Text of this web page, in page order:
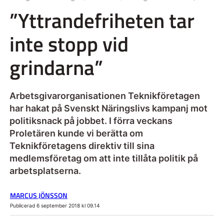
”Yttrandefriheten tar
inte stopp vid
grindarna”
Arbetsgivarorganisationen Teknikföretagen
har hakat på Svenskt Näringslivs kampanj mot
politiksnack på jobbet. I förra veckans
Proletären kunde vi berätta om
Teknikföretagens direktiv till sina
medlemsföretag om att inte tillåta politik på
arbetsplatserna.
MARCUS JÖNSSON
Publicerad 6 september 2018 kl 09.14